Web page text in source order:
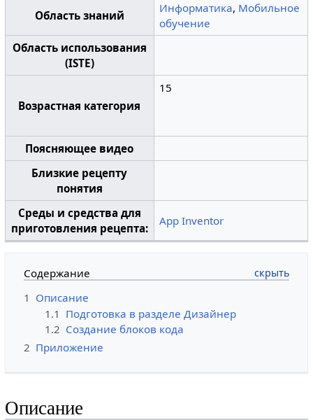
Область знаний
Информатика, Мобильное
обучение
Область использования
(ISTE)
Возрастная категория
15
Поясняющее видео
Близкие рецепту
понятия
Среды и средства для
приготовления рецепта:
App Inventor
Содержание
1 Описание
1.1 Подготовка в разделе Дизайнер
1.2 Создание блоков кода
2 Приложение
Описание